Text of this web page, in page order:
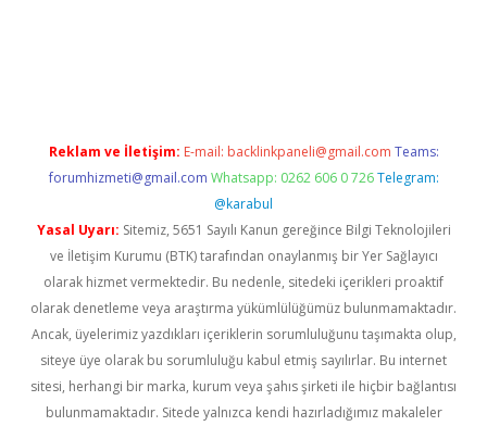
Reklam ve İletişim: E-mail: backlinkpaneli@gmail.com Teams:
forumhizmeti@gmail.com Whatsapp: 0262 606 0 726 Telegram:
@karabul
Yasal Uyarı: Sitemiz, 5651 Sayılı Kanun gereğince Bilgi Teknolojileri
ve İletişim Kurumu (BTK) tarafından onaylanmış bir Yer Sağlayıcı
olarak hizmet vermektedir. Bu nedenle, sitedeki içerikleri proaktif
olarak denetleme veya araştırma yükümlülüğümüz bulunmamaktadır.
Ancak, üyelerimiz yazdıkları içeriklerin sorumluluğunu taşımakta olup,
siteye üye olarak bu sorumluluğu kabul etmiş sayılırlar. Bu internet
sitesi, herhangi bir marka, kurum veya şahıs şirketi ile hiçbir bağlantısı
bulunmamaktadır. Sitede yalnızca kendi hazırladığımız makaleler